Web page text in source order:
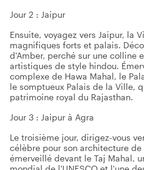
Jour 2 : Jaipur
Ensuite, voyagez vers Jaipur, la
magnifiques forts et palais.
d'Amber, perché sur une colline
artistiques de style hindou.
complexe de Hawa Mahal, le
le somptueux Palais de la Ville,
patrimoine royal du Rajasthan.
Jour 3 : Jaipur à Agra
Le troisième jour, dirigez-vous
célèbre pour son architecture
émerveillé devant le Taj Mahal,